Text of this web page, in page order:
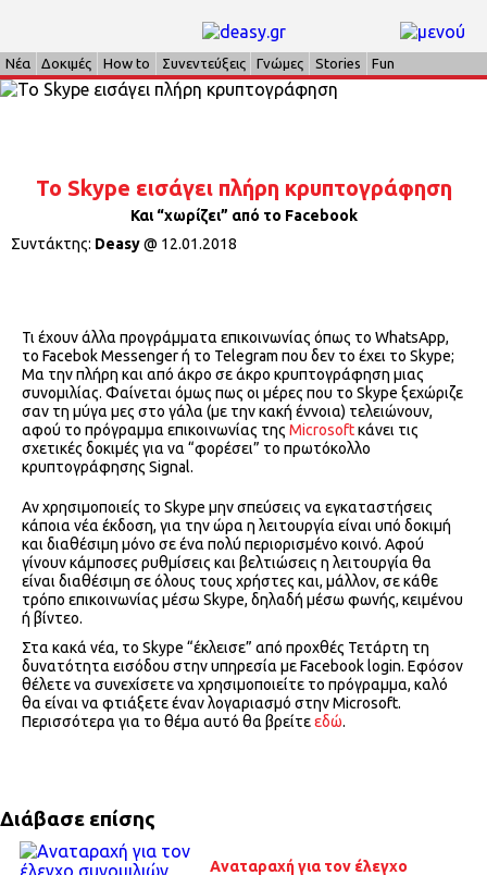
Νέα Δοκιμές How to Συνεντεύξεις Γνώμες Stories Fun
To Skype εισάγει πλήρη κρυπτογράφηση
Και “χωρίζει” από το Facebook
Συντάκτης: Deasy@ 12.01.2018
Τι έχουν άλλα προγράμματα επικοινωνίας όπως το WhatsApp,
το Facebok Messenger ή το Telegram που δεν το έχει το Skype;
Μα την πλήρη και από άκρο σε άκρο κρυπτογράφηση μιας
συνομιλίας. Φαίνεται όμως πως οι μέρες που το Skype ξεχώριζε
σαν τη μύγα μες στο γάλα (με την κακή έννοια) τελειώνουν,
αφού το πρόγραμμα επικοινωνίας της Microsoftκάνει τις
σχετικές δοκιμές για να “φορέσει” το πρωτόκολλο
κρυπτογράφησης Signal.
Αν χρησιμοποιείς το Skype μην σπεύσεις να εγκαταστήσεις
κάποια νέα έκδοση, για την ώρα η λειτουργία είναι υπό δοκιμή
και διαθέσιμη μόνο σε ένα πολύ περιορισμένο κοινό. Αφού
γίνουν κάμποσες ρυθμίσεις και βελτιώσεις η λειτουργία θα
είναι διαθέσιμη σε όλους τους χρήστες και, μάλλον, σε κάθε
τρόπο επικοινωνίας μέσω Skype, δηλαδή μέσω φωνής, κειμένου
ή βίντεο.
Στα κακά νέα, το Skype “έκλεισε” από προχθές Τετάρτη τη
δυνατότητα εισόδου στην υπηρεσία με Facebook login. Εφόσον
θέλετε να συνεχίσετε να χρησιμοποιείτε το πρόγραμμα, καλό
θα είναι να φτιάξετε έναν λογαριασμό στην Microsoft.
Περισσότερα για το θέμα αυτό θα βρείτεεδώ.
Διάβασε επίσης
Αναταραχή για τον έλεγχο